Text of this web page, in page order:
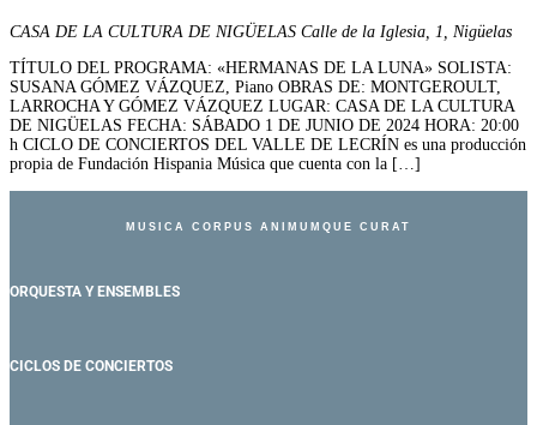
CASA DE LA CULTURA DE NIGÜELAS Calle de la Iglesia, 1, Nigüelas
TÍTULO DEL PROGRAMA: «HERMANAS DE LA LUNA» SOLISTA:
SUSANA GÓMEZ VÁZQUEZ, Piano OBRAS DE: MONTGEROULT,
LARROCHA Y GÓMEZ VÁZQUEZ LUGAR: CASA DE LA CULTURA
DE NIGÜELAS FECHA: SÁBADO 1 DE JUNIO DE 2024 HORA: 20:00
h CICLO DE CONCIERTOS DEL VALLE DE LECRÍN es una producción
propia de Fundación Hispania Música que cuenta con la […]
MUSICA CORPUS ANIMUMQUE CURAT
ORQUESTA Y ENSEMBLES
CICLOS DE CONCIERTOS